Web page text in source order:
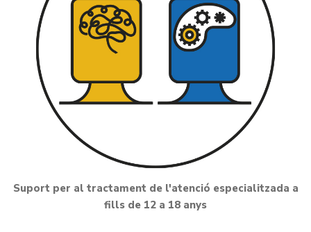
Suport per al tractament de l'atenció especialitzada a
fills de 12 a 18 anys